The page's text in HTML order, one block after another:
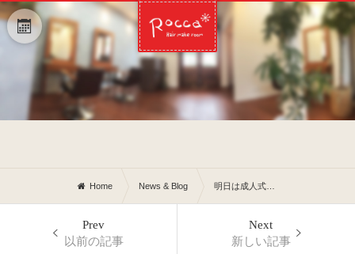
Home News & Blog 明日は成人式です〜
Prev
以前の記事
Next
新しい記事